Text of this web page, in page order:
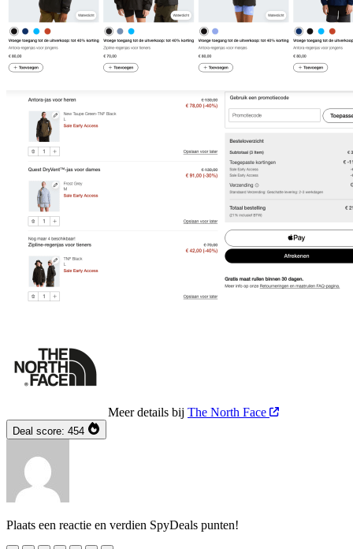
Meer details bij The North Face
Deal score: 454
Plaats een reactie en verdien SpyDeals punten!